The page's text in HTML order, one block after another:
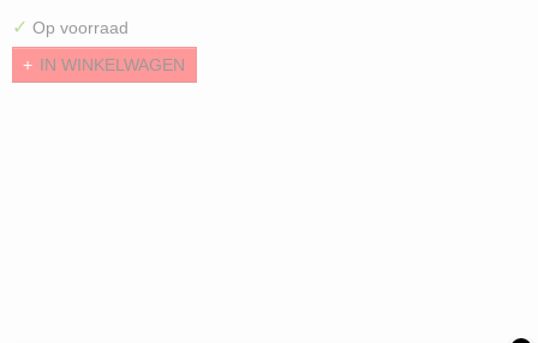
✓ Op voorraad
IN WINKELWAGEN